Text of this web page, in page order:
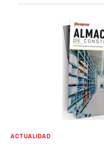
ACTUALIDAD